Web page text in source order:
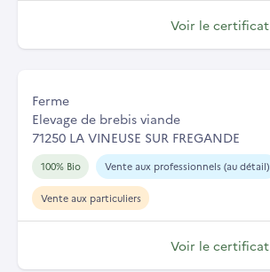
Voir le certificat
Ferme
Elevage de brebis viande
71250 LA VINEUSE SUR FREGANDE
100% Bio Vente aux professionnels (au détail)
Vente aux particuliers
Voir le certificat